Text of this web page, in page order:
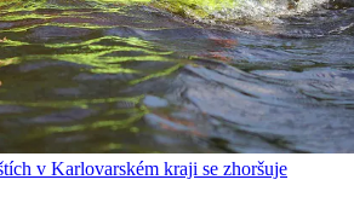
v Karlovarském kraji se zhoršuje